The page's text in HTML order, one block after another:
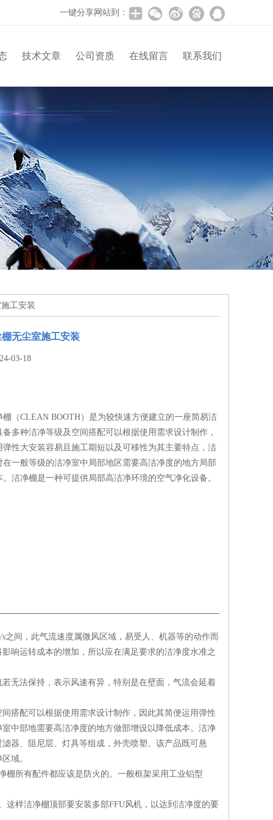
一键分享网站到：
技术文章 公司资质 在线留言 联系我们
工安装
无尘室施工安装
03-18
棚（CLEAN BOOTH）是为较快速方便建立的一座简易洁
多种洁净等级及空间搭配可以根据使用需求设计制作，
弹性大安装容易且施工期短以及可移性为其主要特点，洁
在一般等级的洁净室中局部地区需要高洁净度的地方局部
洁净棚是一种可提供局部高洁净环境的空气净化设备。
间，此气流速度属微风区域，易受人、机器等的动作而
响运转成本的增加，所以应在满足要求的洁净度水准之
无法保持，表示风速有异，特别是在壁面，气流会延着
搭配可以根据使用需求设计制作，因此其简便运用弹性
中部地需要高洁净度的地方做部增设以降低成本。洁净
器、阻尼层、灯具等组成，外壳喷塑。该产品既可悬
域。
棚所有配件都应该是防火的。一般框架采用工业铝型
样洁净棚顶部要安装多部FFU风机，以达到洁净度的要